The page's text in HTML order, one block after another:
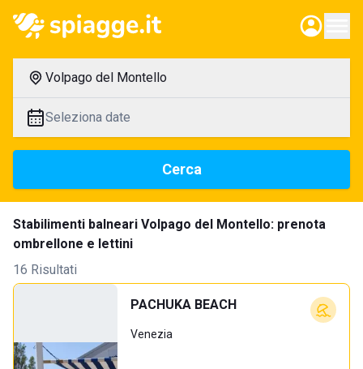
Volpago del Montello
Seleziona date
Cerca
Stabilimenti balneari Volpago del Montello: prenota
ombrellone e lettini
16 Risultati
PACHUKA BEACH
Venezia